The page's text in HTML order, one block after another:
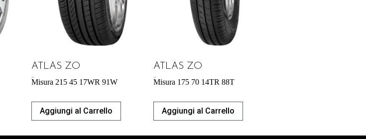
ATLAS ZO
Misura 215 45 17WR 91W
Aggiungi al Carrello
ATLAS ZO
Misura 175 70 14TR 88T
Aggiungi al Carrello